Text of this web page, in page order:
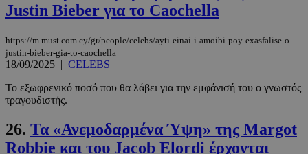
Justin Bieber για το Caochella
https://m.must.com.cy/gr/people/celebs/ayti-einai-i-amoibi-poy-exasfalise-o-
justin-bieber-gia-to-caochella
18/09/2025 | CELEBS
Το εξωφρενικό ποσό που θα λάβει για την εμφάνισή του ο γνωστός
τραγουδιστής.
26. Τα «Ανεμοδαρμένα Ύψη» της Margot
Robbie και του Jacob Elordi έρχονται
adserver.com
PHPSESSID
PHP.net
συνεδρία